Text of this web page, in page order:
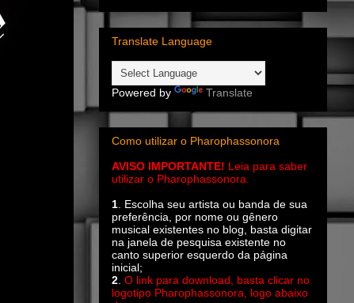
Translate Language
Powered by Translate
Como utilizar o Pharophassonora
AVISO IMPORTANTE! Leia para saber
utilizar o Pharophassonora.
1. Escolha seu artista ou banda de sua
preferência, por nome ou gênero
musical existentes no blog, basta digitar
na janela de pesquisa existente no
canto superior esquerdo da página
inicial;
2. O link para download, basta clicar no
logotipo Pharophassonora, logo abaixo